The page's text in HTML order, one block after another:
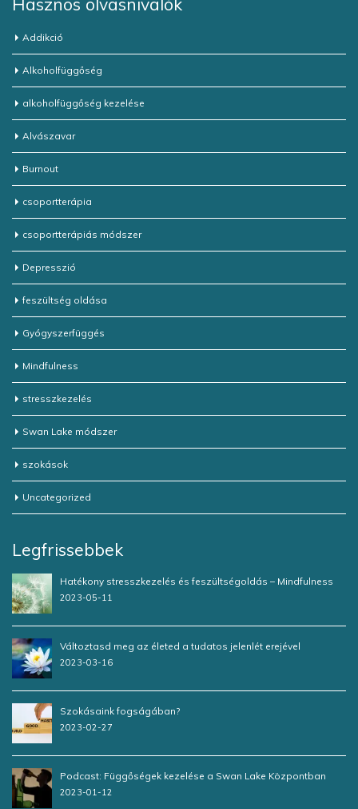
Addikció
Alkoholfüggőség
alkoholfüggőség kezelése
Alvászavar
Burnout
csoportterápia
csoportterápiás módszer
Depresszió
feszültség oldása
Gyógyszerfüggés
Mindfulness
stresszkezelés
Swan Lake módszer
szokások
Uncategorized
Legfrissebbek
Hatékony stresszkezelés és feszültségoldás – Mindfulness
2023-05-11
Változtasd meg az életed a tudatos jelenlét erejével
2023-03-16
Szokásaink fogságában?
2023-02-27
Podcast: Függőségek kezelése a Swan Lake Központban
2023-01-12